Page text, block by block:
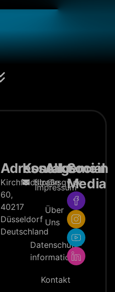
Adresse
Kirchfeldstraße
60,
40217
Düsseldorf
Deutschland
Kontakt
flip@rsgv.de
Allgemein
Impressum
Über
Uns
Datenschutz­
information
Kontakt
Social
Media